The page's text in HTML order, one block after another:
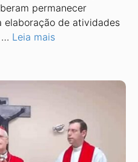
permanecer
elaboração de atividades
… Leia mais